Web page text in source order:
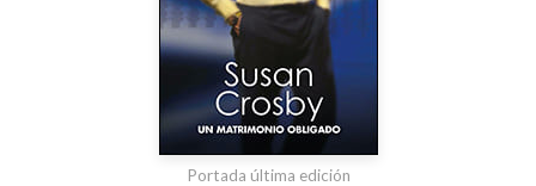
Portada última edición